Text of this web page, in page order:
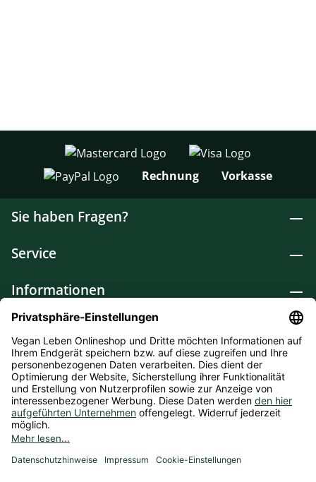
Rechnung Vorkasse
Sie haben Fragen?
Service
Informationen
Lebensmittel
Drogerie
Weitere Kategorien
* Alle Preise inkl. gesetzl. Mehrwertsteuer zzgl.
anders angegeben. Bioprodukte im Bio-Kontrollverfahren bei